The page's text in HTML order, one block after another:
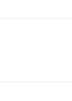
Club.